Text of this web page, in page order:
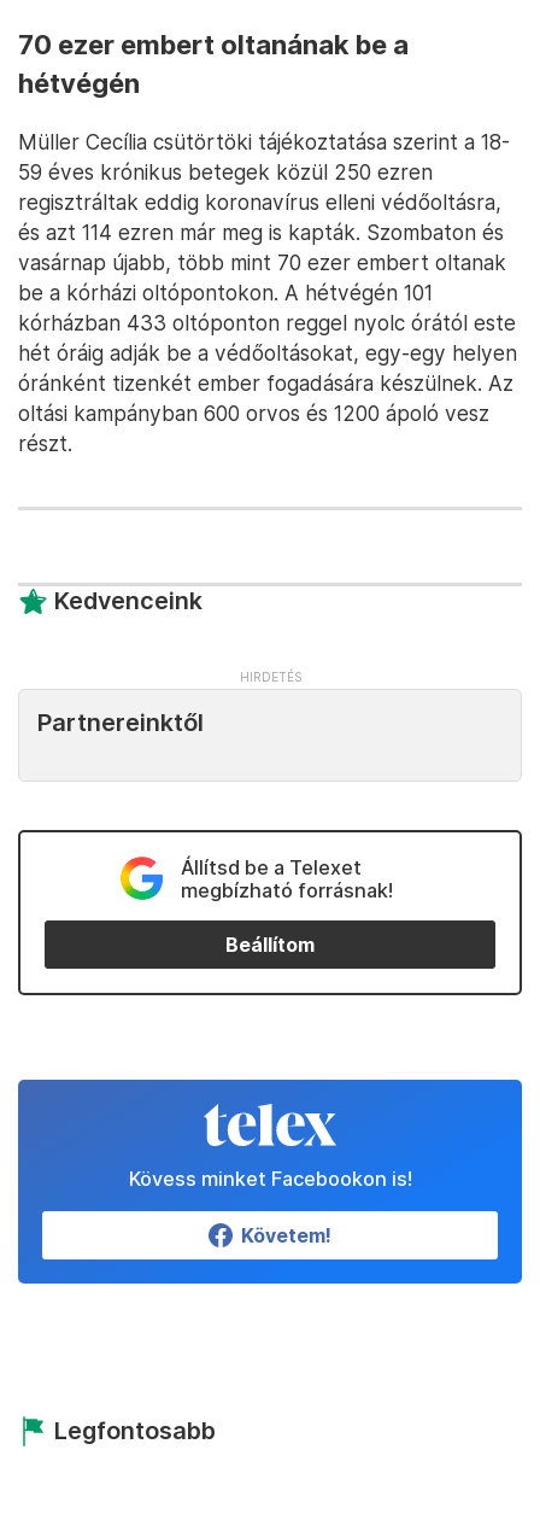
70 ezer embert oltanának be a
hétvégén
Müller Cecília csütörtöki tájékoztatása szerint a 18-
59 éves krónikus betegek közül 250 ezren
regisztráltak eddig koronavírus elleni védőoltásra,
és azt 114 ezren már meg is kapták. Szombaton és
vasárnap újabb, több mint 70 ezer embert oltanak
be a kórházi oltópontokon. A hétvégén 101
kórházban 433 oltóponton reggel nyolc órától este
hét óráig adják be a védőoltásokat, egy-egy helyen
óránként tizenkét ember fogadására készülnek. Az
oltási kampányban 600 orvos és 1200 ápoló vesz
részt.
Kedvenceink
Partnereinktől
Állítsd be a Telexet
megbízható forrásnak!
Beállítom
Kövess minket Facebookon is!
Követem!
Legfontosabb